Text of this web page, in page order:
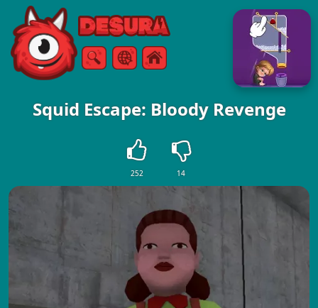
Free Online Games
KeresésMenü
Squid Escape: Bloody Revenge
252 14